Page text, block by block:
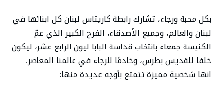
بكل محبة ورجاء، تشارك رابطة كاريتاس لبنان كل ابنائها في
لبنان والعالم، وجميع الأصدقاء، الفرح الكبير الذي عمّ
الكنيسة جمعاء بانتخاب قداسة البابا ليون الرابع عشر، ليكون
خلفا للقديس بطرس، وخادمًا للرجاء في عالمنا المعاصر.
انها شخصية مميزة تتمتع بأوجه عديدة منها: